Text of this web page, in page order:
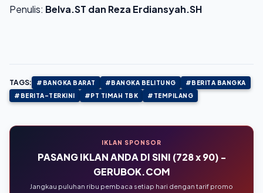
Penulis: Belva.ST dan Reza Erdiansyah.SH
TAGS: #BANGKA BARAT #BANGKA BELITUNG
#BERITA BANGKA
#BERITA-TERKINI
#PT TIMAH TBK #TEMPILANG
IKLAN SPONSOR
PASANG IKLAN ANDA DI SINI (728 x 90) -
GERUBOK.COM
Jangkau puluhan ribu pembaca setiap hari dengan tarif promo